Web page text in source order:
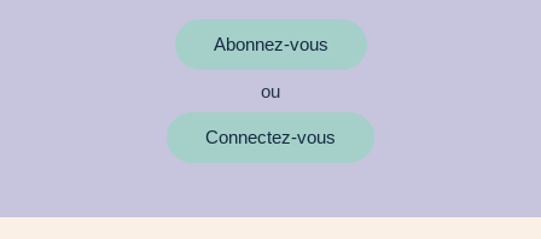
Abonnez-vous
ou
Connectez-vous